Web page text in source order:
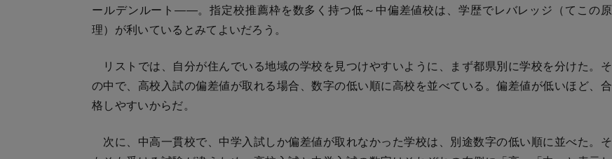
ールデンルート――。指定校推薦枠を数多く持つ低～中偏差値校は、学歴でレバレッジ（てこの原
理）が利いているとみてよいだろう。
リストでは、自分が住んでいる地域の学校を見つけやすいように、まず都県別に学校を分けた。そ
の中で、高校入試の偏差値が取れる場合、数字の低い順に高校を並べている。偏差値が低いほど、合
格しやすいからだ。
次に、中高一貫校で、中学入試しか偏差値が取れなかった学校は、別途数字の低い順に並べた。そ